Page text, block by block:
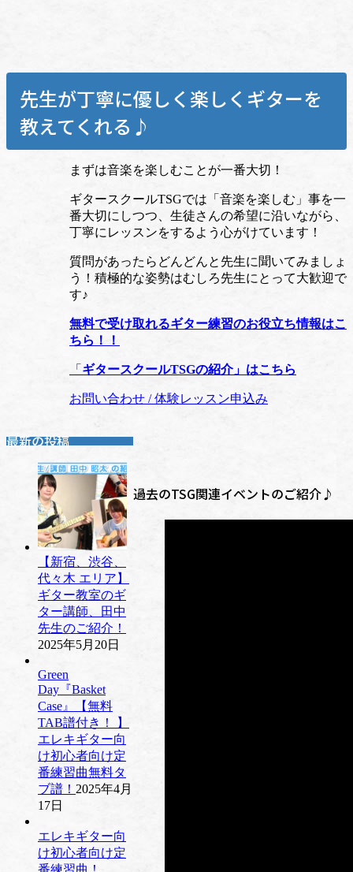
先生が丁寧に優しく楽しくギターを
教えてくれる♪
まずは音楽を楽しむことが一番大切！
ギタースクールTSGでは「音楽を楽しむ」事を一
番大切にしつつ、生徒さんの希望に沿いながら、
丁寧にレッスンをするよう心がけています！
質問があったらどんどんと先生に聞いてみましょ
う！積極的な姿勢はむしろ先生にとって大歓迎で
す♪
無料で受け取れるギター練習のお役立ち情報はこ
ちら！！
「 ギタースクールTSGの紹介」はこちら
お問い合わせ / 体験レッスン申込み
最新の投稿
【新宿、渋谷、
代々木 エリア】
ギター教室のギ
ター講師、田中
先生のご紹介！
2025年5月20日
Green
Day『Basket
Case』【無料
TAB譜付き！ 】
エレキギター向
け初心者向け定
番練習曲無料タ
ブ譜！ 2025年4月
17日
エレキギター向
け初心者向け定
過去のTSG関連イベントのご紹介♪